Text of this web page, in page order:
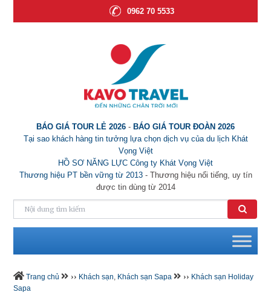
0962 70 5533
BÁO GIÁ TOUR LẺ 2026 - BÁO GIÁ TOUR ĐOÀN 2026
Tại sao khách hàng tin tưởng lựa chọn dịch vụ của du lịch Khát
Vọng Việt
HỒ SƠ NĂNG LỰC Công ty Khát Vọng Việt
Thương hiệu PT bền vững từ 2013- Thương hiệu nổi tiếng, uy tín
được tin dùng từ 2014
Trang chủ ›› Khách sạn, Khách sạn Sapa ›› Khách sạn Holiday
Sapa